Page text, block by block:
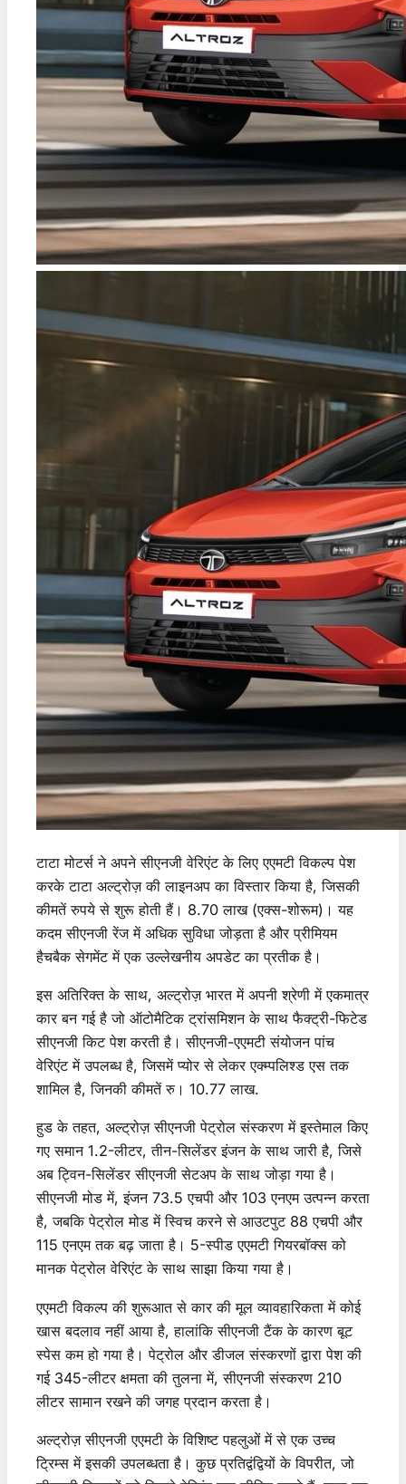
टाटा मोटर्स ने अपने सीएनजी वेरिएंट के लिए एएमटी विकल्प पेश
करके टाटा अल्ट्रोज़ की लाइनअप का विस्तार किया है, जिसकी
कीमतें रुपये से शुरू होती हैं। 8.70 लाख (एक्स-शोरूम)। यह
कदम सीएनजी रेंज में अधिक सुविधा जोड़ता है और प्रीमियम
हैचबैक सेगमेंट में एक उल्लेखनीय अपडेट का प्रतीक है।
इस अतिरिक्त के साथ, अल्ट्रोज़ भारत में अपनी श्रेणी में एकमात्र
कार बन गई है जो ऑटोमैटिक ट्रांसमिशन के साथ फैक्ट्री-फिटेड
सीएनजी किट पेश करती है। सीएनजी-एएमटी संयोजन पांच
वेरिएंट में उपलब्ध है, जिसमें प्योर से लेकर एक्म्पलिश्ड एस तक
शामिल है, जिनकी कीमतें रु। 10.77 लाख.
हुड के तहत, अल्ट्रोज़ सीएनजी पेट्रोल संस्करण में इस्तेमाल किए
गए समान 1.2-लीटर, तीन-सिलेंडर इंजन के साथ जारी है, जिसे
अब ट्विन-सिलेंडर सीएनजी सेटअप के साथ जोड़ा गया है।
सीएनजी मोड में, इंजन 73.5 एचपी और 103 एनएम उत्पन्न करता
है, जबकि पेट्रोल मोड में स्विच करने से आउटपुट 88 एचपी और
115 एनएम तक बढ़ जाता है। 5-स्पीड एएमटी गियरबॉक्स को
मानक पेट्रोल वेरिएंट के साथ साझा किया गया है।
एएमटी विकल्प की शुरूआत से कार की मूल व्यावहारिकता में कोई
खास बदलाव नहीं आया है, हालांकि सीएनजी टैंक के कारण बूट
स्पेस कम हो गया है। पेट्रोल और डीजल संस्करणों द्वारा पेश की
गई 345-लीटर क्षमता की तुलना में, सीएनजी संस्करण 210
लीटर सामान रखने की जगह प्रदान करता है।
अल्ट्रोज़ सीएनजी एएमटी के विशिष्ट पहलुओं में से एक उच्च
ट्रिम्स में इसकी उपलब्धता है। कुछ प्रतिद्वंद्वियों के विपरीत, जो